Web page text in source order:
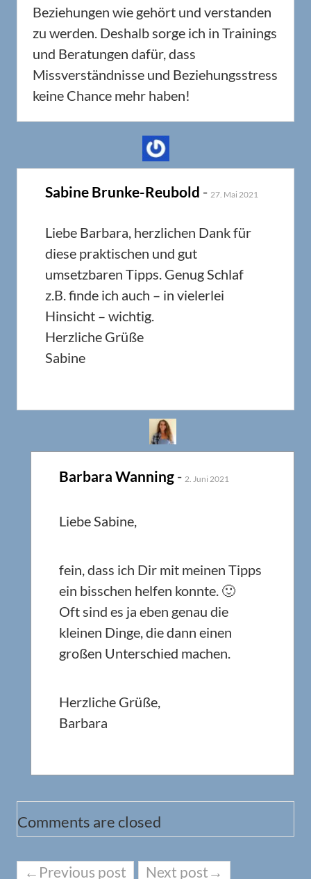
Beziehungen wie gehört und verstanden
zu werden. Deshalb sorge ich in Trainings
und Beratungen dafür, dass
Missverständnisse und Beziehungsstress
keine Chance mehr haben!
Sabine Brunke-Reubold - 27. Mai 2021
Liebe Barbara, herzlichen Dank für
diese praktischen und gut
umsetzbaren Tipps. Genug Schlaf
z.B. finde ich auch – in vielerlei
Hinsicht – wichtig.
Herzliche Grüße
Sabine
Barbara Wanning- 2. Juni 2021
Liebe Sabine,
fein, dass ich Dir mit meinen Tipps
ein bisschen helfen konnte. 🙂
Oft sind es ja eben genau die
kleinen Dinge, die dann einen
großen Unterschied machen.
Herzliche Grüße,
Barbara
Comments are closed
←Previous post Next post→